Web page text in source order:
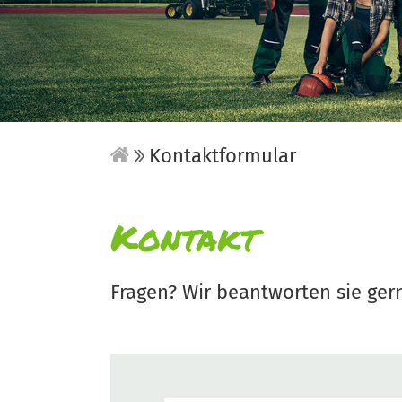
Kontaktformular
Kontakt
Fragen? Wir beantworten sie